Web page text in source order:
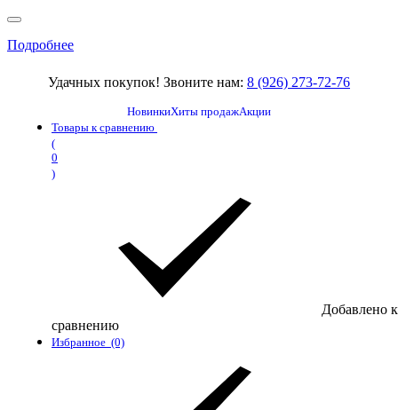
Подробнее
Удачных покупок! Звоните нам: 8 (926) 273-72-76
НовинкиХиты продажАкции
Товары к сравнению
(
0
)
Добавлено к
сравнению
Избранное (0)